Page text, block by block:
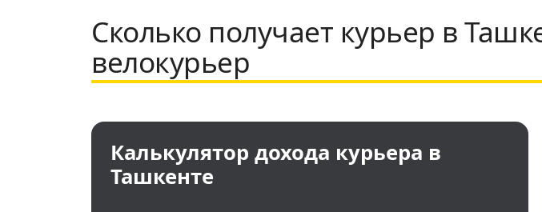
Сколько получает курьер в
велокурьер
Калькулятор дохода курьера в
Ташкенте